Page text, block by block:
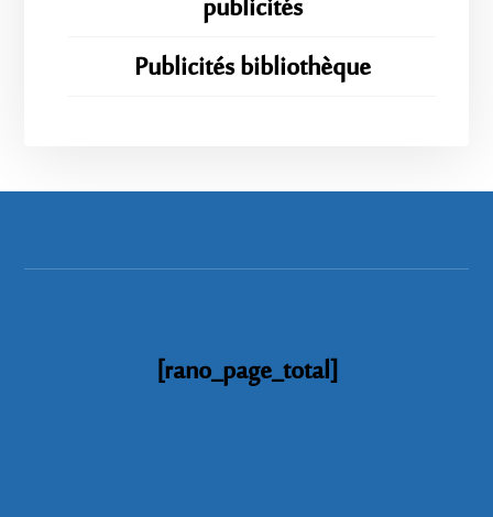
publicités
Publicités bibliothèque
[rano_page_total]